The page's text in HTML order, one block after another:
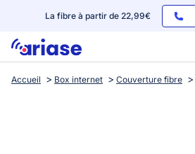
La fibre à partir de 22,99€
Box internet
Accueil Box internet Couverture fibre